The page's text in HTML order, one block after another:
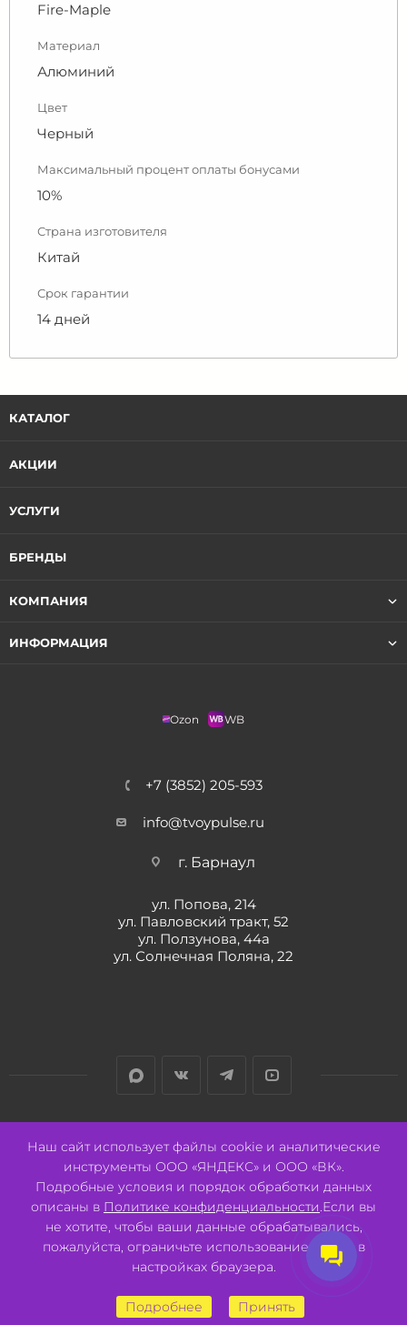
В КОРЗИНУ
Fire-Maple
Материал
Алюминий
Цвет
Черный
Максимальный процент оплаты бонусами
10%
Страна изготовителя
Китай
Срок гарантии
14 дней
КАТАЛОГ
АКЦИИ
УСЛУГИ
БРЕНДЫ
КОМПАНИЯ
ИНФОРМАЦИЯ
Ozon WB
+7 (3852) 205-593
info@tvoypulse.ru
г. Барнаул
ул. Попова, 214
ул. Павловский тракт, 52
ул. Ползунова, 44а
ул. Солнечная Поляна, 22
2026 © ООО "СВК"/ 656064 г. Барнаул, ул. Павловский тракт, 52.
ИНН 2221130516 ОГРН 1082221000531.
Pulse - сеть магазинов для активных
Разработано:Авалон
Наш сайт использует файлы cookie и аналитические
инструменты ООО «ЯНДЕКС» и ООО «ВК».
Подробные условия и порядок обработки данных
описаны в Политике конфиденциальности.Если вы
не хотите, чтобы ваши данные обрабатывались,
пожалуйста, ограничьте использование cookie в
настройках браузера.
Подробнее Принять